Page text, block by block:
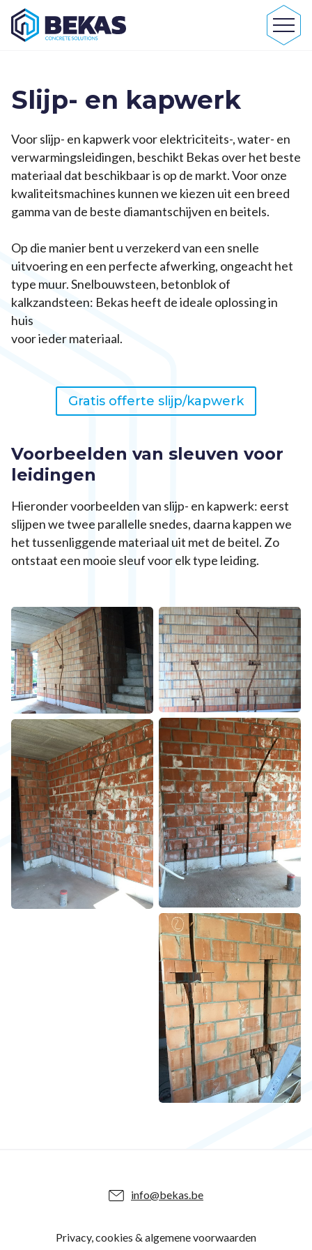
Slijp- en kapwerk
Voor slijp- en kapwerk voor elektriciteits-, water- en
verwarmingsleidingen, beschikt Bekas over het beste
materiaal dat beschikbaar is op de markt. Voor onze
kwaliteitsmachines kunnen we kiezen uit een breed
gamma van de beste diamantschijven en beitels.
Op die manier bent u verzekerd van een snelle
uitvoering en een perfecte afwerking, ongeacht het
type muur. Snelbouwsteen, betonblok of
kalkzandsteen: Bekas heeft de ideale oplossing in
huis
voor ieder materiaal.
Gratis offerte slijp/kapwerk
Voorbeelden van sleuven voor
leidingen
Hieronder voorbeelden van slijp- en kapwerk: eerst
slijpen we twee parallelle snedes, daarna kappen we
het tussenliggende materiaal uit met de beitel. Zo
ontstaat een mooie sleuf voor elk type leiding.
info@bekas.be
Privacy, cookies & algemene voorwaarden